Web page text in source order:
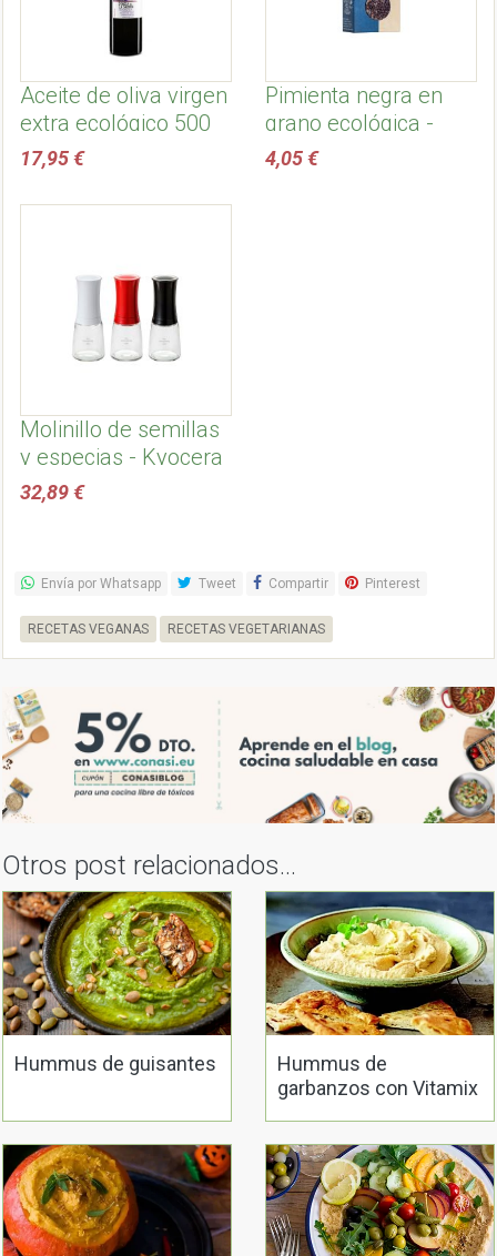
Aceite de oliva virgen
extra ecológico 500
ml, temprano -
Dehesa de la sabina
17,95 €
Pimienta negra en
grano ecológica -
Sonnentor
4,05 €
Molinillo de semillas
y especias - Kyocera
32,89 €
Envía por Whatsapp Tweet Compartir Pinterest
RECETAS VEGANAS RECETAS VEGETARIANAS
Otros post relacionados...
Hummus de guisantes
Hummus de
garbanzos con Vitamix